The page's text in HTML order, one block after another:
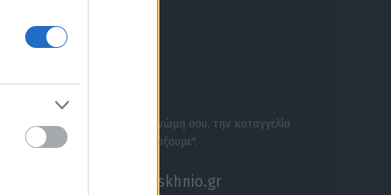
Στείλε την άποψή σου, τη γνώμη σου, την καταγγελία
σου, ή αν θέλεις κάτι να "ψάξουμε".
akouseme@paraskhnio.gr